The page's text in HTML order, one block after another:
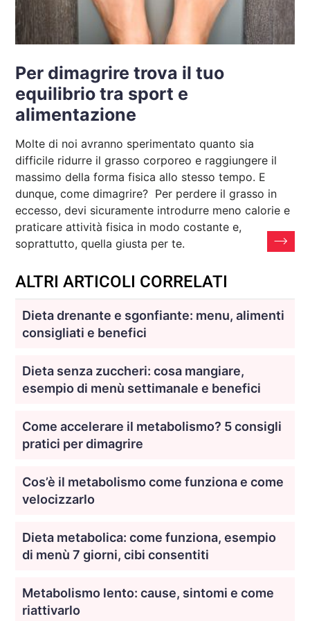
Per dimagrire trova il tuo
equilibrio tra sport e
alimentazione
Molte di noi avranno sperimentato quanto sia
difficile ridurre il grasso corporeo e raggiungere il
massimo della forma fisica allo stesso tempo. E
dunque, come dimagrire? Per perdere il grasso in
eccesso, devi sicuramente introdurre meno calorie e
praticare attività fisica in modo costante e,
soprattutto, quella giusta per te.
ALTRI ARTICOLI CORRELATI
Dieta drenante e sgonfiante: menu, alimenti
consigliati e benefici
Dieta senza zuccheri: cosa mangiare,
esempio di menù settimanale e benefici
Come accelerare il metabolismo? 5 consigli
pratici per dimagrire
Cos’è il metabolismo come funziona e come
velocizzarlo
Dieta metabolica: come funziona, esempio
di menù 7 giorni, cibi consentiti
Metabolismo lento: cause, sintomi e come
riattivarlo